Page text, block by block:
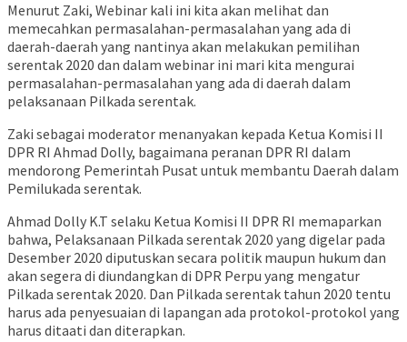
Menurut Zaki, Webinar kali ini kita akan melihat dan
memecahkan permasalahan-permasalahan yang ada di
daerah-daerah yang nantinya akan melakukan pemilihan
serentak 2020 dan dalam webinar ini mari kita mengurai
permasalahan-permasalahan yang ada di daerah dalam
pelaksanaan Pilkada serentak.
Zaki sebagai moderator menanyakan kepada Ketua Komisi II
DPR RI Ahmad Dolly, bagaimana peranan DPR RI dalam
mendorong Pemerintah Pusat untuk membantu Daerah dalam
Pemilukada serentak.
Ahmad Dolly K.T selaku Ketua Komisi II DPR RI memaparkan
bahwa, Pelaksanaan Pilkada serentak 2020 yang digelar pada
Desember 2020 diputuskan secara politik maupun hukum dan
akan segera di diundangkan di DPR Perpu yang mengatur
Pilkada serentak 2020. Dan Pilkada serentak tahun 2020 tentu
harus ada penyesuaian di lapangan ada protokol-protokol yang
harus ditaati dan diterapkan.